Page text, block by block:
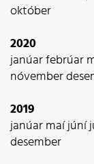
október
2020
janúarfebrúar
nóvember
2019
janúarmaíjúní
desember